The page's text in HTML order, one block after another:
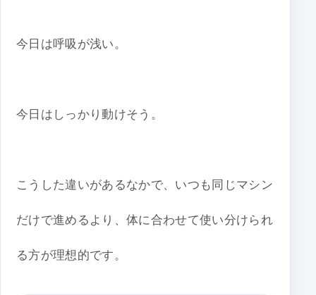
今日は呼吸が浅い。
今日はしっかり動けそう。
こうした違いがあるなかで、いつも同じマシン
だけで進めるより、体に合わせて使い分けられ
る方が理想的です。